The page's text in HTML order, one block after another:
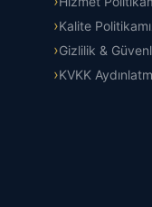
Kalite
Gizlilik &
KVKK